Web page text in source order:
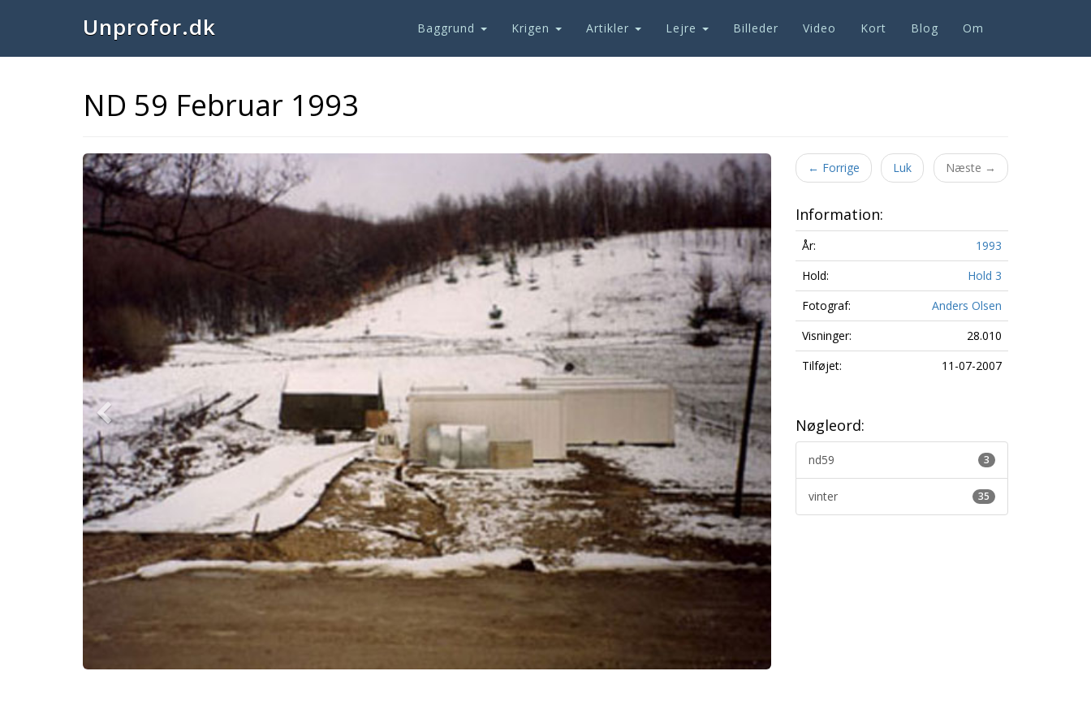
Unprofor.dk Baggrund Krigen Artikler Lejre Billeder Video Kort Blog Om
ND 59 Februar 1993
Previous ← Forrige Luk Næste →
Information:
År:
1993
Hold:
Hold 3
Fotograf:
Anders Olsen
Visninger:
28.010
Tilføjet:
11-07-2007
Nøgleord:
3
nd59
35
vinter